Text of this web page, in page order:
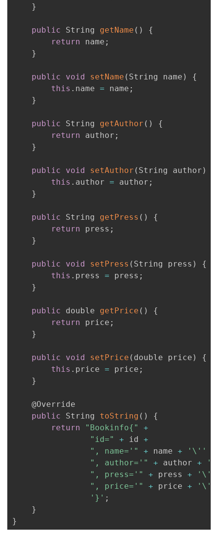
}
public String getName ( )
{
return name ;
}
public void setName ( String name )
{
this . name = name ;
}
public String getAuthor ( )
{
return author ;
}
public void setAuthor ( String author )
this . author = author ;
}
public String getPress ( )
{
return press ;
}
public void setPress ( String press )
{
this . press = press ;
}
public double getPrice ( )
{
return price ;
}
public void setPrice ( double price )
{
this . price = price ;
}
    @Override
public String toString ( )
{
return
"Bookinfo{"
+
"id="
+ id +
", name='"
+ name + '\''
", author='"
+ author +
", press='"
+ press +
'\''
", price='"
+ price +
'\''
'}' ;
}
}